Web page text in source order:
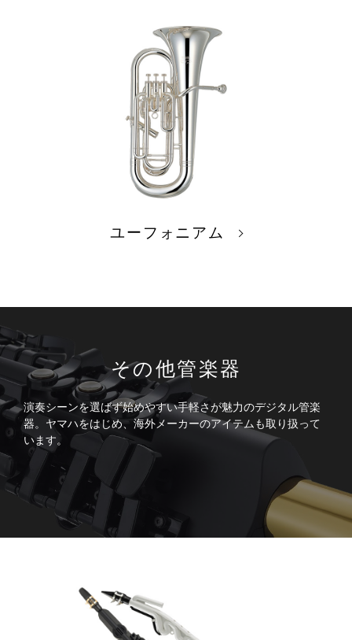
ユーフォニアム
その他管楽器
演奏シーンを選ばず始めやすい手軽さが魅力のデジタル管楽
器。ヤマハをはじめ、海外メーカーのアイテムも取り扱って
います。